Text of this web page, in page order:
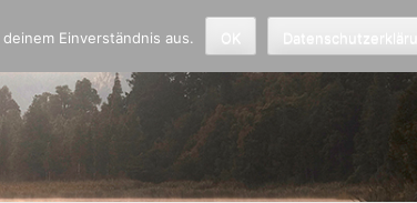
Einverständnis aus.